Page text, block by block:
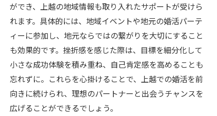
ができ、上越の地域情報も取り入れたサポートが受けら
れます。具体的には、地域イベントや地元の婚活パーテ
ィーに参加し、地元ならではの繋がりを大切にすること
も効果的です。挫折感を感じた際は、目標を細分化して
小さな成功体験を積み重ね、自己肯定感を高めることも
忘れずに。これらを心掛けることで、上越での婚活を前
向きに続けられ、理想のパートナーと出会うチャンスを
広げることができるでしょう。